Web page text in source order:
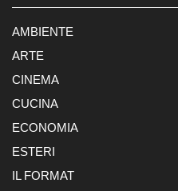
AMBIENTE
ARTE
CINEMA
CUCINA
ECONOMIA
ESTERI
IL FORMAT